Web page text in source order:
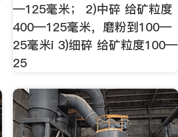
—125毫米； 2)中碎 给矿粒度
400—125毫米，磨粉到100—
25毫米i 3)细碎 给矿粒度100—
25